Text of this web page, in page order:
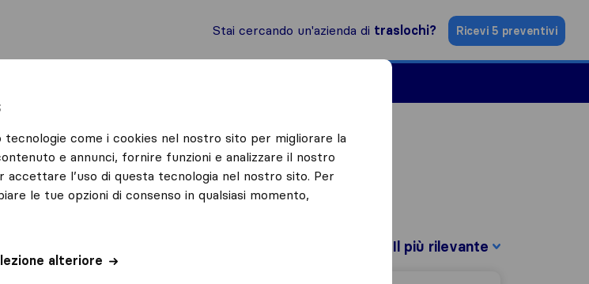
Stai cercando un'azienda di traslochi? Ricevi 5 preventivi
come i cookies nel nostro sito per migliorare la
e annunci, fornire funzioni e analizzare il nostro
l’uso di questa tecnologia nel nostro sito. Per
le tue opzioni di consenso in qualsiasi momento,
alteriore